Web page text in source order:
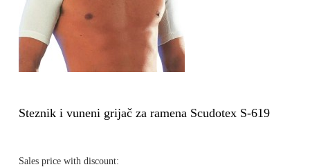
Steznik i vuneni grijač za ramena Scudotex S-619
Sales price with discount: